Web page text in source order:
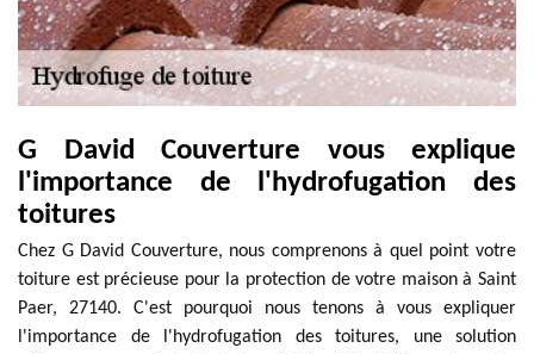
G David Couverture vous explique
l'importance de l'hydrofugation des
toitures
Chez G David Couverture, nous comprenons à quel point votre
toiture est précieuse pour la protection de votre maison à Saint
Paer, 27140. C'est pourquoi nous tenons à vous expliquer
l'importance de l'hydrofugation des toitures, une solution